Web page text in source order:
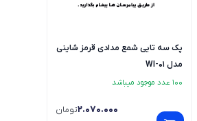
پک سه تایی شمع مدادی قرمز شاینی
مدل WI-01
100 عدد موجود میباشد
2.070.000تومان